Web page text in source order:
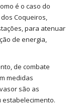
é o caso do
Coqueiros,
para atenuar
de energia,
de combate
medidas
são as